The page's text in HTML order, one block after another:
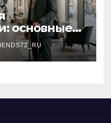
основные